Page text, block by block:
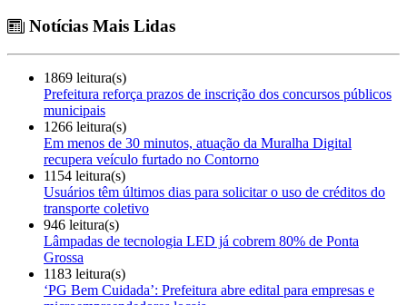
Notícias Mais Lidas
1869 leitura(s)
Prefeitura reforça prazos de inscrição dos concursos públicos
municipais
1266 leitura(s)
Em menos de 30 minutos, atuação da Muralha Digital
recupera veículo furtado no Contorno
1154 leitura(s)
Usuários têm últimos dias para solicitar o uso de créditos do
transporte coletivo
946 leitura(s)
Lâmpadas de tecnologia LED já cobrem 80% de Ponta
Grossa
1183 leitura(s)
‘PG Bem Cuidada’: Prefeitura abre edital para empresas e